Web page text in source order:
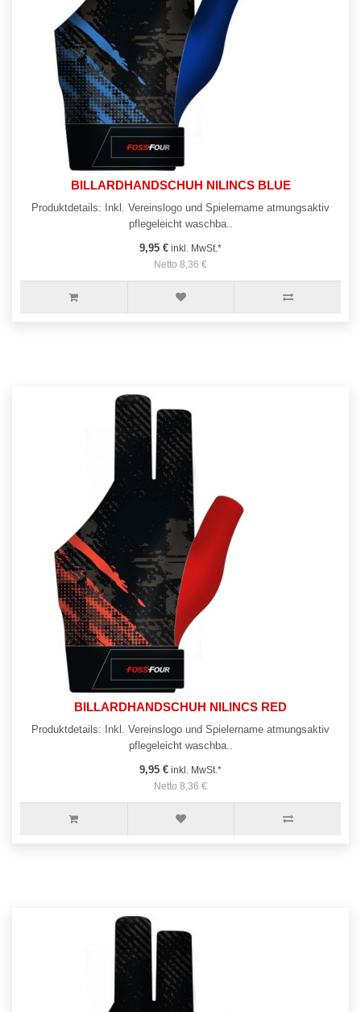
BILLARDHANDSCHUH NILINCS BLUE
Produktdetails: Inkl. Vereinslogo und Spielername atmungsaktiv
pflegeleicht waschba..
9,95 € inkl. MwSt.*
Netto 8,36 €
BILLARDHANDSCHUH NILINCS RED
Produktdetails: Inkl. Vereinslogo und Spielername atmungsaktiv
pflegeleicht waschba..
9,95 € inkl. MwSt.*
Netto 8,36 €